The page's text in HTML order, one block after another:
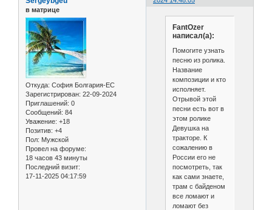
в матрице
Откуда: София Болгария-ЕС
Зарегистрирован: 22-09-2024
Приглашений: 0
Сообщений: 84
Уважение: +18
Позитив: +4
Пол: Мужской
Провел на форуме:
18 часов 43 минуты
Последний визит:
17-11-2025 04:17:59
FantOzer
написал(а):
Помогите узнать
песню из ролика.
Название
композиции и кто
исполняет.
Отрывой этой
песни есть вот в
этом ролике
Девушка на
тракторе. К
сожалению в
России его не
посмотреть, так
как сами знаете,
трам с байденом
все ломают и
ломают без